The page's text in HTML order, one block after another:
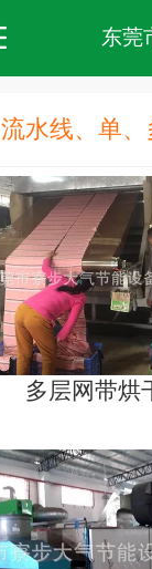
东莞
流水线、单
多层网带烘